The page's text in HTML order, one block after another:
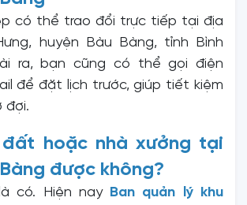
có thể trao đổi trực tiếp tại địa
huyện Bàu Bàng, tỉnh Bình
ra, bạn cũng có thể gọi điện
để đặt lịch trước, giúp tiết kiệm
đợi.
đất hoặc nhà xưởng tại
Bàng được không?
có. Hiện nay Ban quản lý khu